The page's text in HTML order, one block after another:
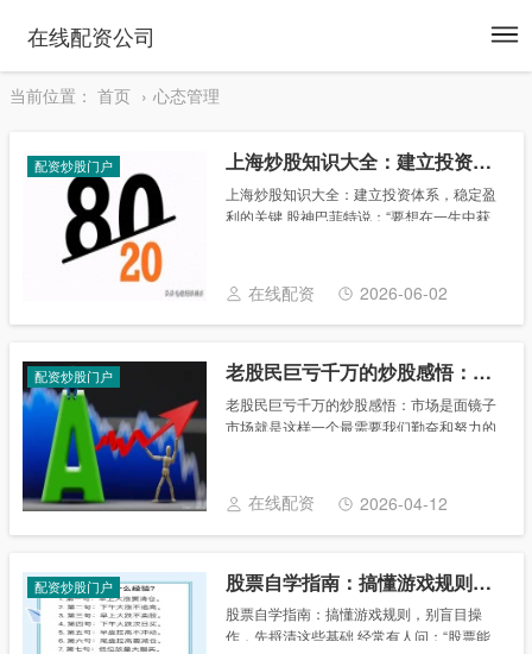
在线配资公司
当前位置： 首页 心态管理
配资炒股门户 上海炒股知识大全：建立投资体系，稳定盈利的关键
上海炒股知识大全：建立投资体系，稳定盈
利的关键 股神巴菲特说：“要想在一生中获
妥的知识体系作为决策的基础，并且有能力
控制自己......
在线配资 2026-06-02
配资炒股门户 老股民巨亏千万的炒股感悟：市场是面镜子
老股民巨亏千万的炒股感悟：市场是面镜子
市场就是这样一个最需要我们勤奋和努力的
有一个正常的人会让一个没有接受过适当训
练并获......
在线配资 2026-04-12
配资炒股门户 股票自学指南：搞懂游戏规则，别盲目操作，先捋清这些基础
股票自学指南：搞懂游戏规则，别盲目操
作，先捋清这些基础 经常有人问：“股票能